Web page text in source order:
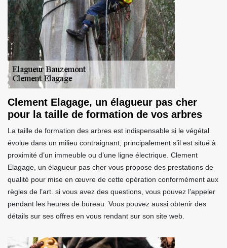
Clement Elagage, un élagueur pas cher
pour la taille de formation de vos arbres
La taille de formation des arbres est indispensable si le végétal
évolue dans un milieu contraignant, principalement s’il est situé à
proximité d’un immeuble ou d’une ligne électrique. Clement
Elagage, un élagueur pas cher vous propose des prestations de
qualité pour mise en œuvre de cette opération conformément aux
règles de l’art. si vous avez des questions, vous pouvez l’appeler
pendant les heures de bureau. Vous pouvez aussi obtenir des
détails sur ses offres en vous rendant sur son site web.